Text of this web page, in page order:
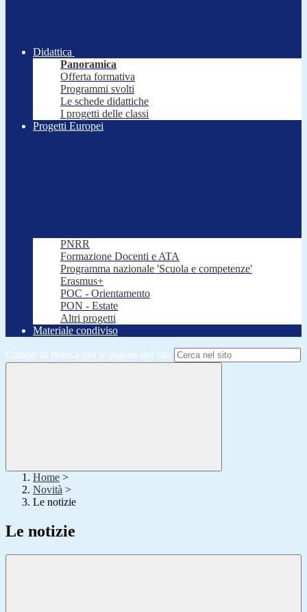
Didattica
Panoramica
Offerta formativa
Programmi svolti
Le schede didattiche
I progetti delle classi
Progetti Europei
PNRR
Formazione Docenti e ATA
Programma nazionale 'Scuola e competenze'
Erasmus+
POC - Orientamento
PON - Estate
Altri progetti
Materiale condiviso
Campo di ricerca per le pagine del sito
Home >
Novità >
Le notizie
Le notizie